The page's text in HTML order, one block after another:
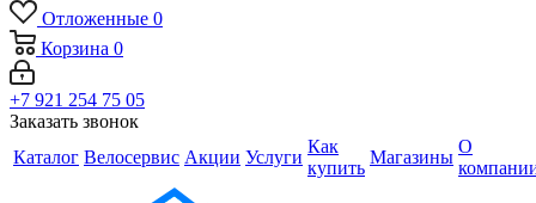
Отложенные 0
Корзина 0
+7 921 254 75 05
Заказать звонок
Каталог Велосервис Акции Услуги
Как
купить
Магазины
О